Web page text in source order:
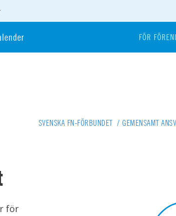
FÖR
SVENSKA FN-FÖRBUNDET / GEMENSAMT
för